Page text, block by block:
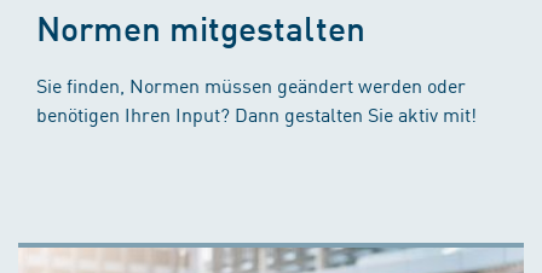
Normen mitgestalten
Sie finden, Normen müssen geändert werden oder
benötigen Ihren Input? Dann gestalten Sie aktiv mit!